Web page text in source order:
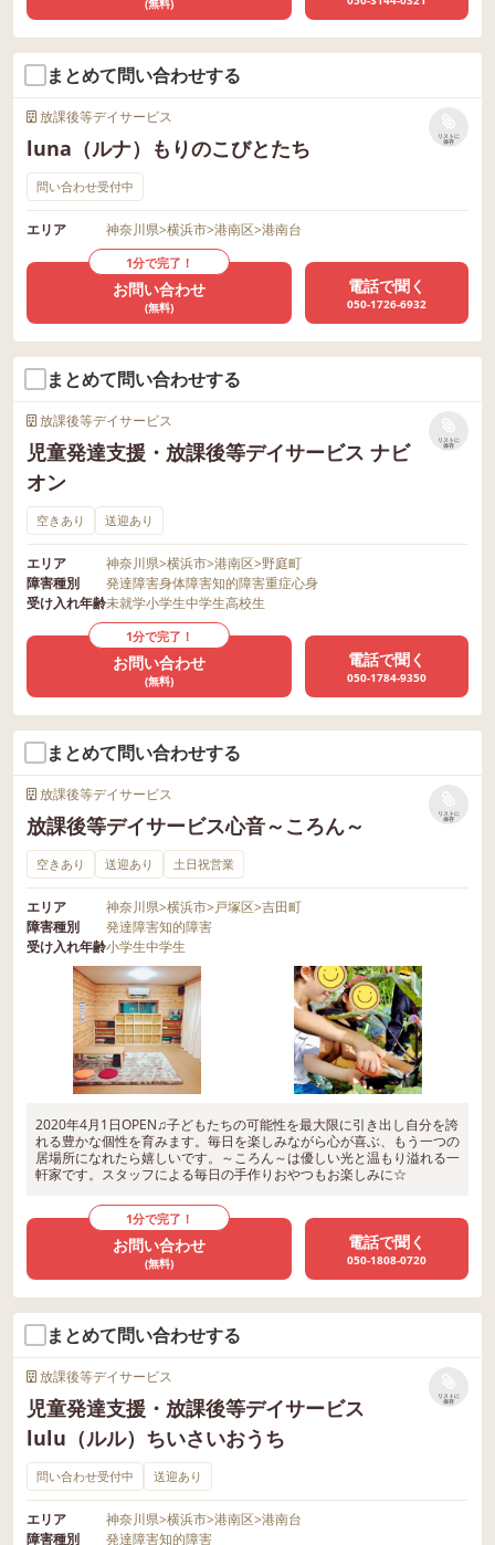
まとめて問い合わせする
放課後等デイサービス
luna（ルナ）もりのこびとたち
リストに
保存
問い合わせ受付中
エリア 神奈川県>横浜市>港南区>港南台
1分で完了！
お問い合わせ
(無料)
電話で聞く
050-1726-6932
まとめて問い合わせする
放課後等デイサービス
児童発達支援・放課後等デイサービス ナビ
オン
リストに
保存
空きあり 送迎あり
エリア 神奈川県>横浜市>港南区>野庭町
障害種別
発達障害身体障害知的障害重症心身
受け入れ年齢未就学小学生中学生高校生
1分で完了！
お問い合わせ
(無料)
電話で聞く
050-1784-9350
まとめて問い合わせする
放課後等デイサービス
放課後等デイサービス心音～ころん～
リストに
保存
空きあり 送迎あり 土日祝営業
エリア 神奈川県>横浜市>戸塚区>吉田町
障害種別
発達障害知的障害
受け入れ年齢小学生中学生
2020年4月1日OPEN♫子どもたちの可能性を最大限に引き出し自分を誇
れる豊かな個性を育みます。毎日を楽しみながら心が喜ぶ、もう一つの
居場所になれたら嬉しいです。～ころん～は優しい光と温もり溢れる一
軒家です。スタッフによる毎日の手作りおやつもお楽しみに☆
1分で完了！
お問い合わせ
(無料)
電話で聞く
050-1808-0720
まとめて問い合わせする
放課後等デイサービス
児童発達支援・放課後等デイサービス
lulu（ルル）ちいさいおうち
リストに
保存
問い合わせ受付中 送迎あり
エリア 神奈川県>横浜市>港南区>港南台
障害種別
発達障害知的障害